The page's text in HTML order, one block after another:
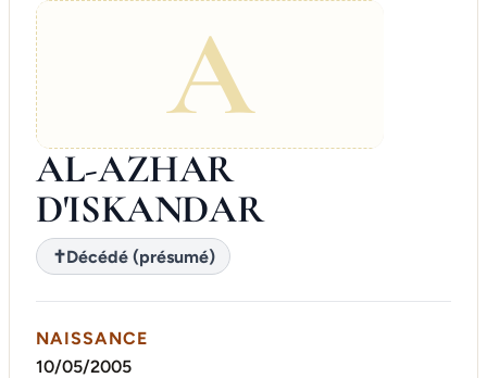
A
AL-AZHAR
D'ISKANDAR
✝Décédé (présumé)
NAISSANCE
10/05/2005